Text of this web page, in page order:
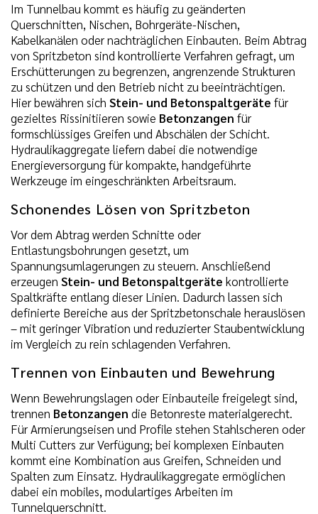
Im Tunnelbau kommt es häufig zu geänderten
Querschnitten, Nischen, Bohrgeräte-Nischen,
Kabelkanälen oder nachträglichen Einbauten. Beim Abtrag
von Spritzbeton sind kontrollierte Verfahren gefragt, um
Erschütterungen zu begrenzen, angrenzende Strukturen
zu schützen und den Betrieb nicht zu beeinträchtigen.
Hier bewähren sich Stein- und Betonspaltgeräte für
gezieltes Rissinitiieren sowie Betonzangen für
formschlüssiges Greifen und Abschälen der Schicht.
Hydraulikaggregate liefern dabei die notwendige
Energieversorgung für kompakte, handgeführte
Werkzeuge im eingeschränkten Arbeitsraum.
Schonendes Lösen von Spritzbeton
Vor dem Abtrag werden Schnitte oder
Entlastungsbohrungen gesetzt, um
Spannungsumlagerungen zu steuern. Anschließend
erzeugen Stein- und Betonspaltgeräte kontrollierte
Spaltkräfte entlang dieser Linien. Dadurch lassen sich
definierte Bereiche aus der Spritzbetonschale herauslösen
– mit geringer Vibration und reduzierter Staubentwicklung
im Vergleich zu rein schlagenden Verfahren.
Trennen von Einbauten und Bewehrung
Wenn Bewehrungslagen oder Einbauteile freigelegt sind,
trennen Betonzangen die Betonreste materialgerecht.
Für Armierungseisen und Profile stehen Stahlscheren oder
Multi Cutters zur Verfügung; bei komplexen Einbauten
kommt eine Kombination aus Greifen, Schneiden und
Spalten zum Einsatz. Hydraulikaggregate ermöglichen
dabei ein mobiles, modulartiges Arbeiten im
Tunnelquerschnitt.